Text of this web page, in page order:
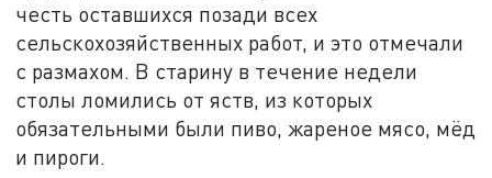
честь оставшихся позади всех
сельскохозяйственных работ, и это отмечали
с размахом. В старину в течение недели
столы ломились от яств, из которых
обязательными были пиво, жареное мясо, мёд
и пироги.